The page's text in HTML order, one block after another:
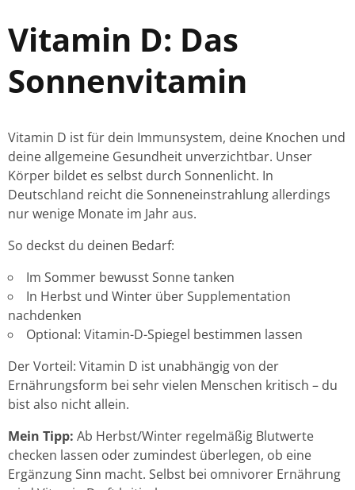
Vitamin D: Das
Sonnenvitamin
Vitamin D ist für dein Immunsystem, deine Knochen und
deine allgemeine Gesundheit unverzichtbar. Unser
Körper bildet es selbst durch Sonnenlicht. In
Deutschland reicht die Sonneneinstrahlung allerdings
nur wenige Monate im Jahr aus.
So deckst du deinen Bedarf:
Im Sommer bewusst Sonne tanken
In Herbst und Winter über Supplementation
nachdenken
Optional: Vitamin-D-Spiegel bestimmen lassen
Der Vorteil: Vitamin D ist unabhängig von der
Ernährungsform bei sehr vielen Menschen kritisch – du
bist also nicht allein.
Mein Tipp: Ab Herbst/Winter regelmäßig Blutwerte
checken lassen oder zumindest überlegen, ob eine
Ergänzung Sinn macht. Selbst bei omnivorer Ernährung